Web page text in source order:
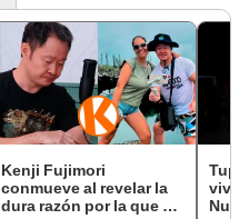
Kenji Fujimori
conmueve al revelar la
dura razón por la que no
vivo